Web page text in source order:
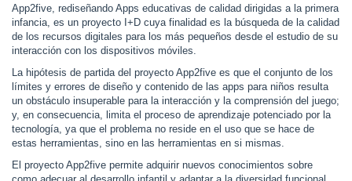
App2five, rediseñando Apps educativas de calidad dirigidas a la primera
infancia, es un proyecto I+D cuya finalidad es la búsqueda de la calidad
de los recursos digitales para los más pequeños desde el estudio de su
interacción con los dispositivos móviles.
La hipótesis de partida del proyecto App2five es que el conjunto de los
límites y errores de diseño y contenido de las apps para niños resulta
un obstáculo insuperable para la interacción y la comprensión del juego;
y, en consecuencia, limita el proceso de aprendizaje potenciado por la
tecnología, ya que el problema no reside en el uso que se hace de
estas herramientas, sino en las herramientas en si mismas.
El proyecto App2five permite adquirir nuevos conocimientos sobre